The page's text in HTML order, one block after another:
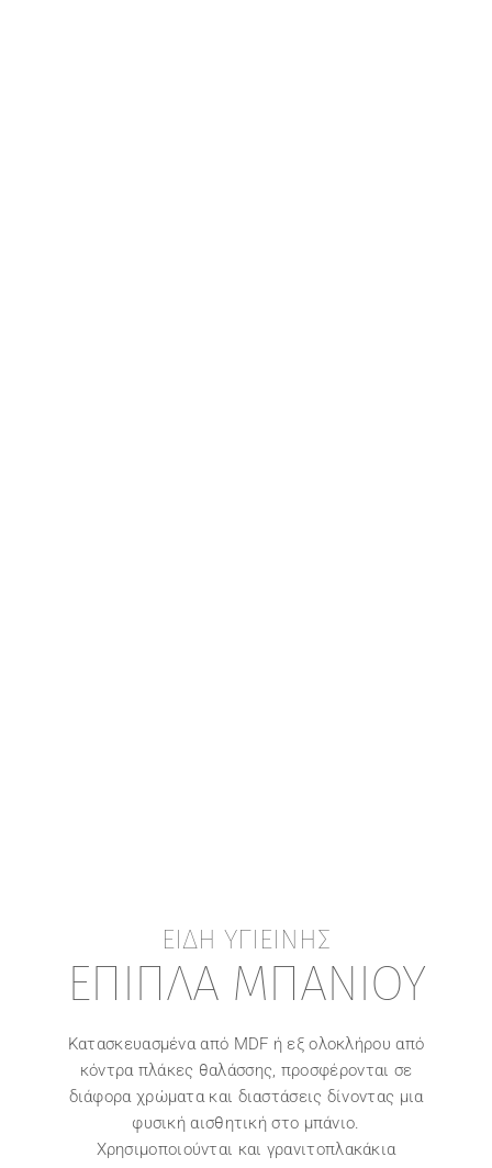
ΕΙΔΗ ΥΓΙΕΙΝΗΣ
ΕΠΙΠΛΑ ΜΠΑΝΙΟΥ
Κατασκευασμένα από MDF ή εξ ολοκλήρου από
κόντρα πλάκες θαλάσσης, προσφέρονται σε
διάφορα χρώματα και διαστάσεις δίνοντας μια
φυσική αισθητική στο μπάνιο.
Χρησιμοποιούνται και γρανιτοπλακάκια